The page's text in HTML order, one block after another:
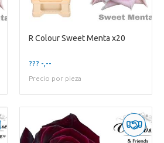
R Colour Sweet Menta x20
??? -,--
Precio por pieza